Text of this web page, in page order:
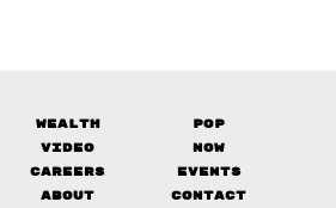
Wealth
Pop
Video
Now
Careers
Events
About Contact